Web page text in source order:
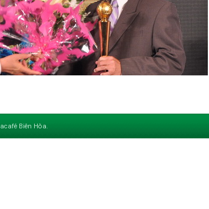
khích các doanh nghiệp đã tích cực đầu tư đổi mới công
hoạt động, sản xuất ra những sản phẩm/dịch vụ có khả
Biên Hòa.